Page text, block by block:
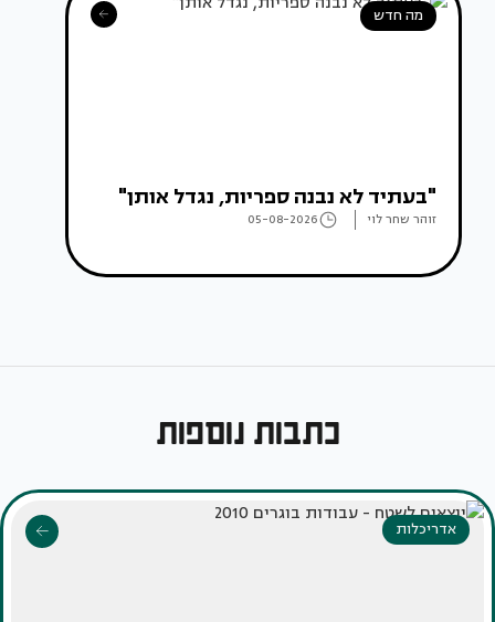
מה חדש
"בעתיד לא נבנה ספריות, נגדל אותן"
זוהר שחר לוי 05-08-2026
כתבות נוספות
אדריכלות